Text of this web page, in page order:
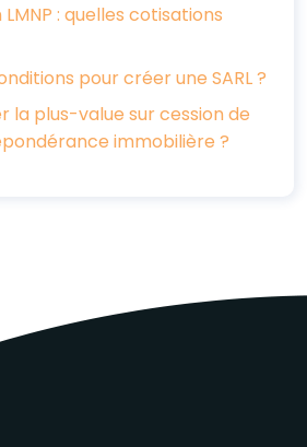
: quelles cotisations
pour créer une SARL ?
la plus-value sur cession de
immobilière ?